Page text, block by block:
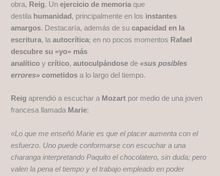
obra, Reig. Unejercicio de memoria que
destila humanidad , principalmente en los instantes
amargos. Destacaría, además de sucapacidad en la
escritura, laautocrítica; en no pocos momentos Rafael
descubre su «yo» más
analíticoycrítico, autoculpándosede «sus posibles
errores»cometidosa lo largo del tiempo.
Reig aprendió a escuchar a Mozart por medio de una joven
francesa llamada Marie:
«Lo que me enseñó Marie es que el placer aumenta con el
esfuerzo. Uno puede conformarse con escuchar a una
charanga interpretando Paquito el chocolatero, sin duda; pero
valen la pena el tiempo y el trabajo empleado en poder